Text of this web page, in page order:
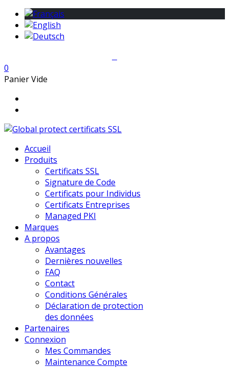
0
Panier Vide
Accueil
Produits
Certificats SSL
Signature de Code
Certificats pour Individus
Certificats Entreprises
Managed PKI
Marques
A propos
Avantages
Dernières nouvelles
FAQ
Contact
Conditions Générales
Déclaration de protection
des données
Partenaires
Connexion
Mes Commandes
Maintenance Compte